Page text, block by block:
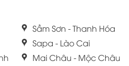
Sầm Sơn - Thanh Hóa
Sapa - Lào Cai
Mai Châu - Mộc Châu